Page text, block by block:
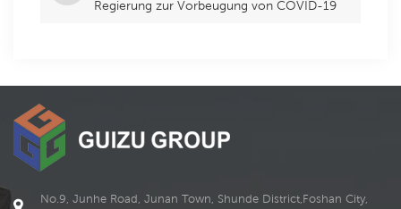
Regierung zur Vorbeugung von COVID-19
No.9, Junhe Road, Junan Town, Shunde District,Foshan City,